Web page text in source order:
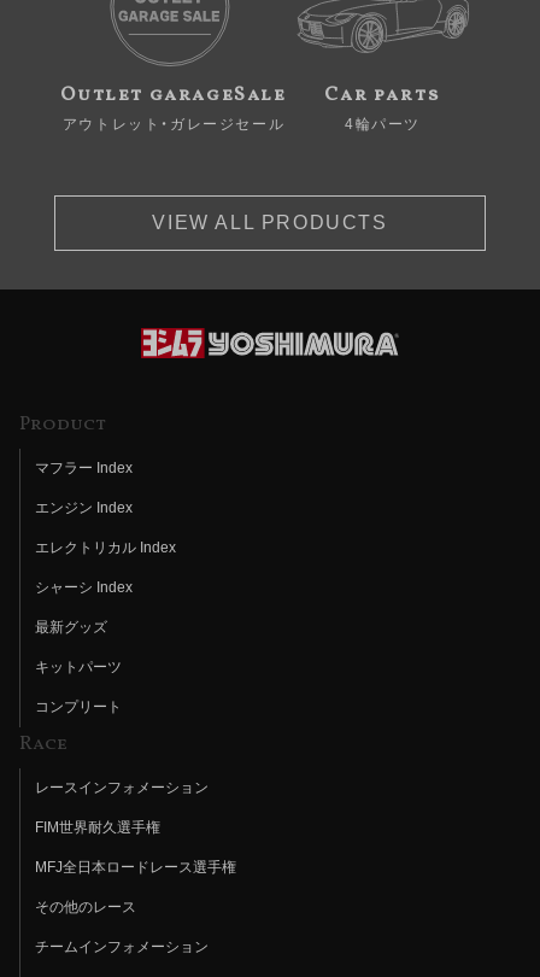
Outlet garageSale
アウトレット・ガレージセール
Car parts
4輪パーツ
VIEW ALL PRODUCTS
Product
マフラー Index
エンジン Index
エレクトリカル Index
シャーシ Index
最新グッズ
キットパーツ
コンプリート
Race
レースインフォメーション
FIM世界耐久選手権
MFJ全日本ロードレース選手権
その他のレース
チームインフォメーション